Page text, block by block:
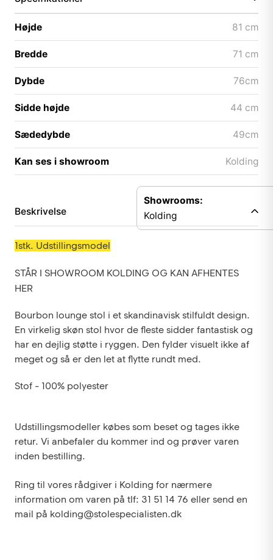
Showrooms:
Kolding
Beskrivelse
1stk. Udstillingsmodel
STÅR I SHOWROOM KOLDING OG KAN AFHENTES
HER
Bourbon lounge stol i et skandinavisk stilfuldt design.
En virkelig skøn stol hvor de fleste sidder fantastisk og
har en dejlig støtte i ryggen. Den fylder visuelt ikke af
meget og så er den let at flytte rundt med.
Stof - 100% polyester
Udstillingsmodeller købes som beset og tages ikke
retur. Vi anbefaler du kommer ind og prøver varen
inden bestilling.
Ring til vores rådgiver i Kolding for nærmere
information om varen på tlf: 31 51 14 76 eller send en
mail på kolding@stolespecialisten.dk
Højde 81 cm
Bredde 71 cm
Dybde 76cm
Sidde højde 44 cm
Sædedybde 49cm
Kan ses i showroom Kolding